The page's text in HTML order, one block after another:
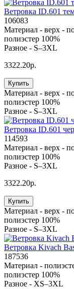
Ветровка ID.601
106083
Материал - верх -
полиэстер 100%
Разное - S–3XL
3322.20р.
Купить
Материал - верх -
полиэстер 100%
Разное - S–3XL
Ветровка ID.601
114593
Материал - верх -
полиэстер 100%
Разное - S–3XL
3322.20р.
Купить
Материал - верх -
полиэстер 100%
Разное - S–3XL
Ветровка Kivach
187536
Материал -
полиэстер 100%
Разное - XS–3XL